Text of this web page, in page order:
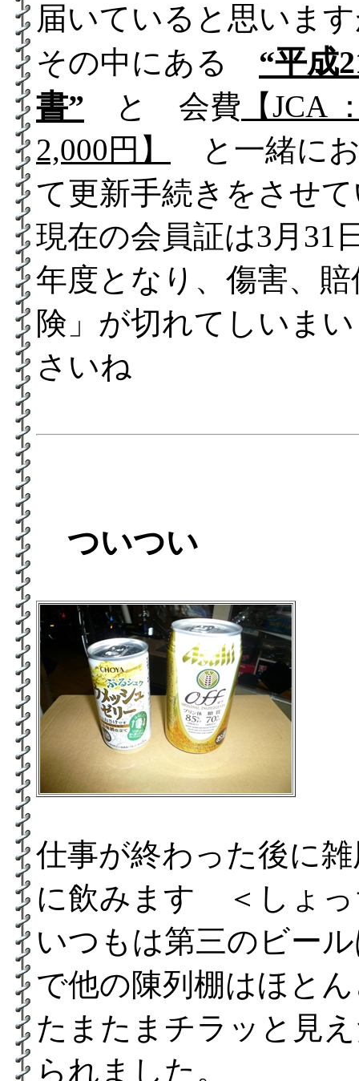
届いていると思いま
その中にある “平成
書” と 会費 【
2,000円】
と一緒に
て更新手続きをさせ
現在の会員証は3月31
年度となり、傷害、
険」が切れてしいま
さいね
ついつい
仕事が終わった後に
に飲みます ＜しょっ
いつもは第三のビー
で他の陳列棚はほと
たまたまチラッと見
られました。